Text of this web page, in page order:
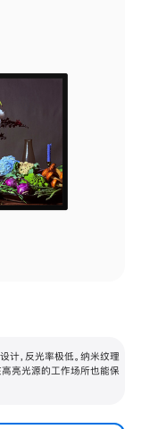
计，反光率极低。纳米纹理
高亮光源的工作场所也能保